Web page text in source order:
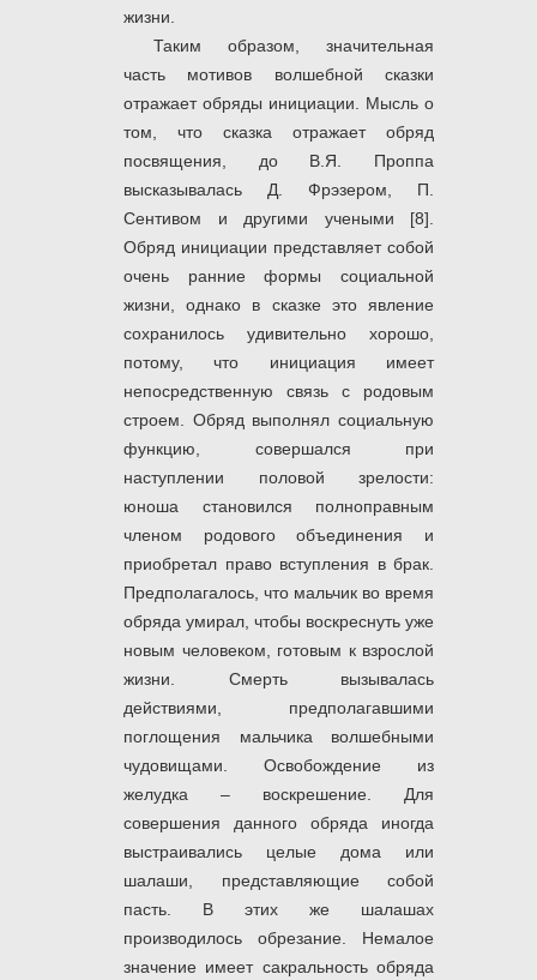
жизни.
Таким образом, значительная
часть мотивов волшебной сказки
отражает обряды инициации. Мысль о
том, что сказка отражает обряд
посвящения, до В.Я. Проппа
высказывалась Д. Фрэзером, П.
Сентивом и другими учеными [8].
Обряд инициации представляет собой
очень ранние формы социальной
жизни, однако в сказке это явление
сохранилось удивительно хорошо,
потому, что инициация имеет
непосредственную связь с родовым
строем. Обряд выполнял социальную
функцию, совершался при
наступлении половой зрелости:
юноша становился полноправным
членом родового объединения и
приобретал право вступления в брак.
Предполагалось, что мальчик во время
обряда умирал, чтобы воскреснуть уже
новым человеком, готовым к взрослой
жизни. Смерть вызывалась
действиями, предполагавшими
поглощения мальчика волшебными
чудовищами. Освобождение из
желудка – воскрешение. Для
совершения данного обряда иногда
выстраивались целые дома или
шалаши, представляющие собой
пасть. В этих же шалашах
производилось обрезание. Немалое
значение имеет сакральность обряда